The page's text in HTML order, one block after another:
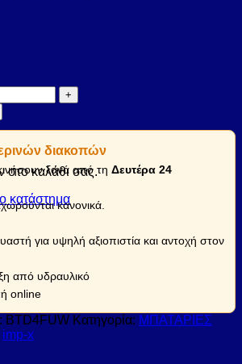
στο καλάθι σας.
κατάστημα
διακοπών
ξανά από τη Δευτέρα 24
κανονικά.
για υψηλή αξιοπιστία και αντοχή στον
από υδραυλικό
online
BTD4FUW Κατηγορία: ΜΠΑΤΑΡΙΕΣ
imp-x